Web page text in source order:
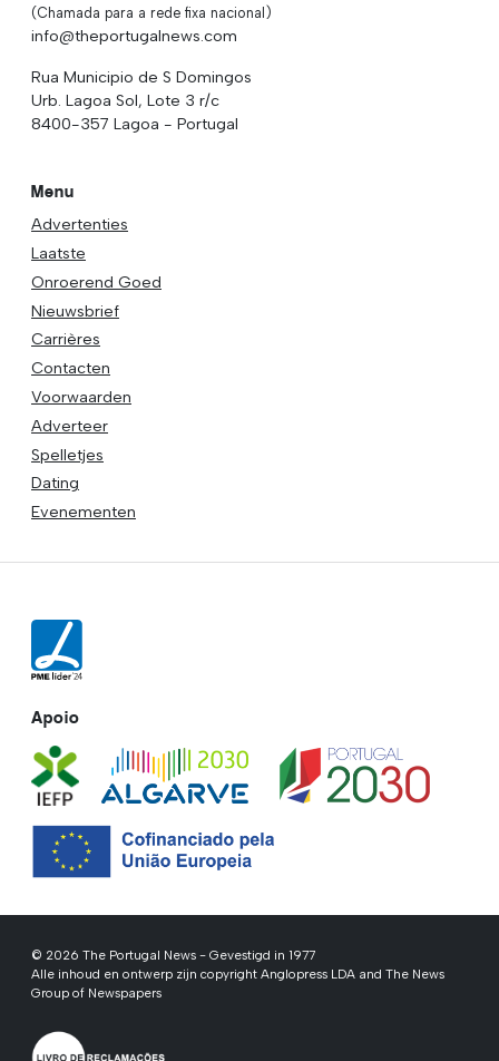
(Chamada para a rede fixa nacional)
info@theportugalnews.com
Rua Municipio de S Domingos
Urb. Lagoa Sol, Lote 3 r/c
8400-357 Lagoa - Portugal
Menu
Advertenties
Laatste
Onroerend Goed
Nieuwsbrief
Carrières
Contacten
Voorwaarden
Adverteer
Spelletjes
Dating
Evenementen
Apoio
© 2026 The Portugal News - Gevestigd in 1977
Alle inhoud en ontwerp zijn copyright Anglopress LDA and The News
Group of Newspapers